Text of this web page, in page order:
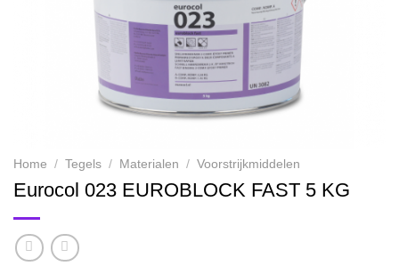
Home / Tegels / Materialen / Voorstrijkmiddelen
Eurocol 023 EUROBLOCK FAST 5 KG